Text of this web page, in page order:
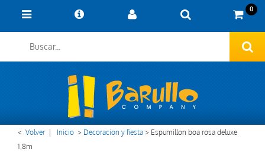
0
< Volver Inicio > Decoracion y fiesta> Espumillon boa rosa deluxe
1,8m